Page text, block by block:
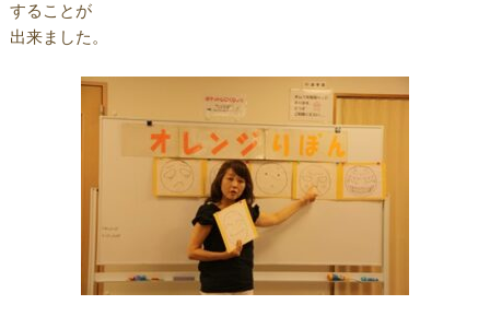
することが
出来ました。